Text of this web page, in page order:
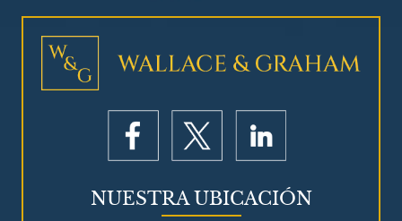
NUESTRA UBICACIÓN